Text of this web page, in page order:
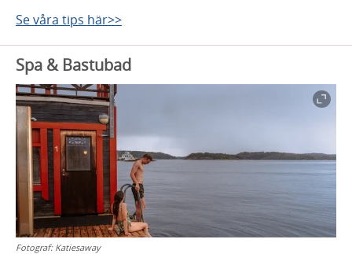
Se våra tips här>>
Spa & Bastubad
Fotograf: Katiesaway